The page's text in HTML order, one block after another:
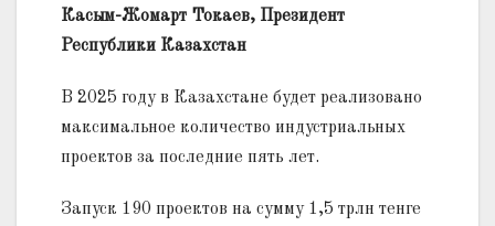
Касым-Жомарт Токаев, Президент
Республики Казахстан
В 2025 году в Казахстане будет реализовано
максимальное количество индустриальных
проектов за последние пять лет.
Запуск 190 проектов на сумму 1,5 трлн тенге